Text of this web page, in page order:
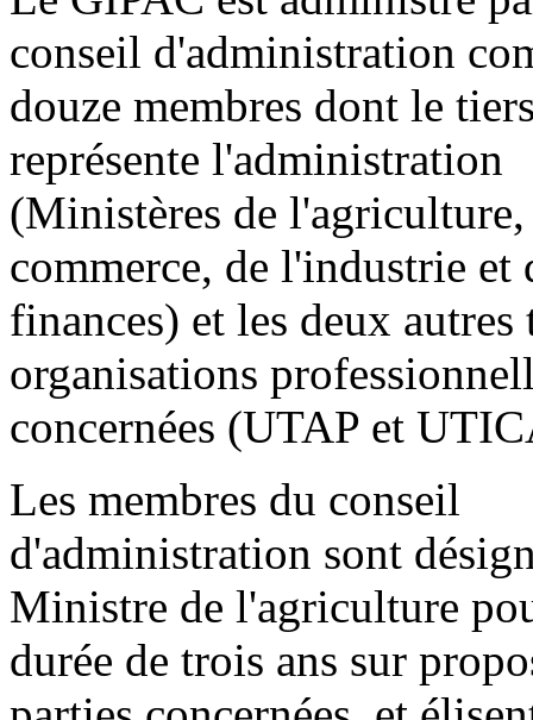
conseil d'administration
douze membres dont le
représente l'administration
(Ministères de
commerce, de l'industrie et
finances) et les deux autres
organisations
concernées (UTAP et
Les membres du conseil
d'administration sont
Ministre de l'agriculture
durée de trois ans sur